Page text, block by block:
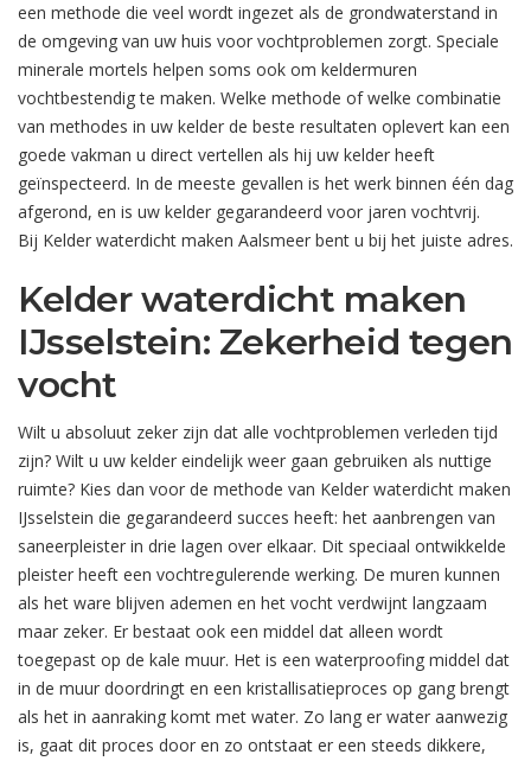
een methode die veel wordt ingezet als de grondwaterstand in
de omgeving van uw huis voor vochtproblemen zorgt. Speciale
minerale mortels helpen soms ook om keldermuren
vochtbestendig te maken. Welke methode of welke combinatie
van methodes in uw kelder de beste resultaten oplevert kan een
goede vakman u direct vertellen als hij uw kelder heeft
geïnspecteerd. In de meeste gevallen is het werk binnen één dag
afgerond, en is uw kelder gegarandeerd voor jaren vochtvrij.
Bij Kelder waterdicht maken Aalsmeer bent u bij het juiste adres.
Kelder waterdicht maken
IJsselstein: Zekerheid tegen
vocht
Wilt u absoluut zeker zijn dat alle vochtproblemen verleden tijd
zijn? Wilt u uw kelder eindelijk weer gaan gebruiken als nuttige
ruimte? Kies dan voor de methode van Kelder waterdicht maken
IJsselstein die gegarandeerd succes heeft: het aanbrengen van
saneerpleister in drie lagen over elkaar. Dit speciaal ontwikkelde
pleister heeft een vochtregulerende werking. De muren kunnen
als het ware blijven ademen en het vocht verdwijnt langzaam
maar zeker. Er bestaat ook een middel dat alleen wordt
toegepast op de kale muur. Het is een waterproofing middel dat
in de muur doordringt en een kristallisatieproces op gang brengt
als het in aanraking komt met water. Zo lang er water aanwezig
is, gaat dit proces door en zo ontstaat er een steeds dikkere,